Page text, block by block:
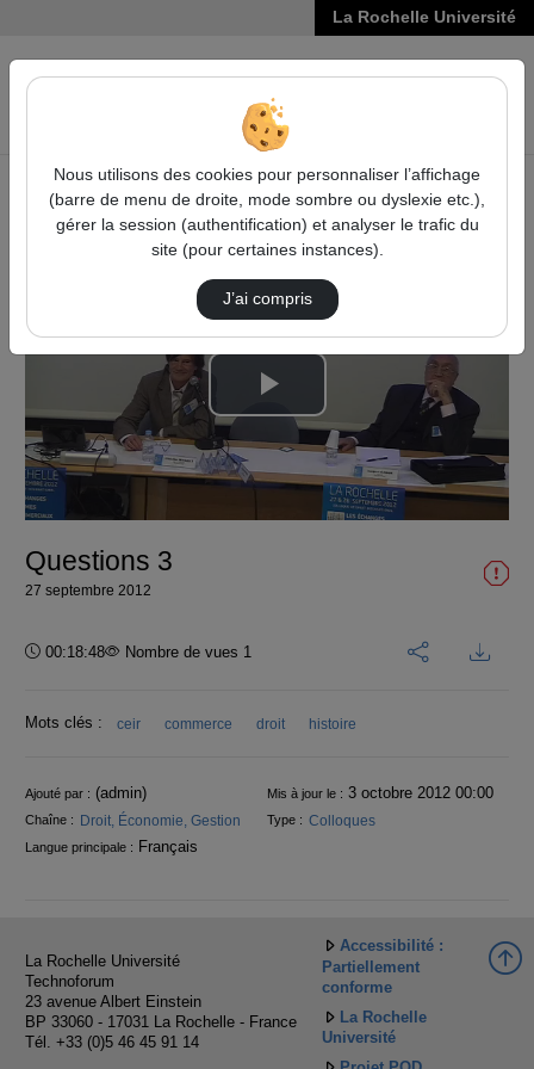
La Rochelle Université
VIDÉOS
Accueil Vidéos Questions 3
Lire
la
vidéo
Questions 3
27 septembre 2012
Durée :
00:18:48 Nombre de vues 1
Mots clés : ceir commerce droit histoire
Informations
Ajouté par : (admin) Mis à jour le : 3 octobre 2012 00:00
Chaîne : Droit, Économie, Gestion Type : Colloques
Langue principale : Français
La Rochelle Université
Technoforum
23 avenue Albert Einstein
BP 33060 - 17031 La Rochelle - France
Tél. +33 (0)5 46 45 91 14
Accessibilité :
Partiellement
conforme
La Rochelle
Université
Nous utilisons des cookies pour personnaliser l’affichage
(barre de menu de droite, mode sombre ou dyslexie etc.),
gérer la session (authentification) et analyser le trafic du
site (pour certaines instances).
J’ai compris